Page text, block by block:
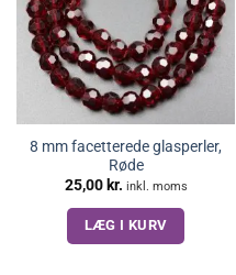
8 mm facetterede glasperler,
Røde
25,00 kr. inkl. moms
LÆG I KURV